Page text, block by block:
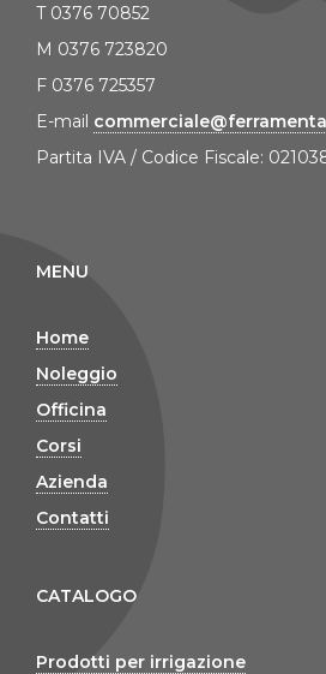
T 0376 70852
M 0376 723820
F 0376 725357
E-mail
Partita IVA / Codice Fiscale:
MENU
Home
Noleggio
Officina
Corsi
Azienda
Contatti
CATALOGO
Prodotti per irrigazione